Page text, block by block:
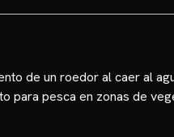
de un roedor al caer al
para pesca en zonas de